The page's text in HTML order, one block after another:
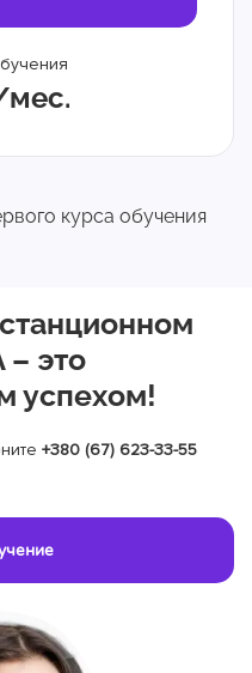
курса обучения
– это
успехом!
+380 (67) 623-33-55